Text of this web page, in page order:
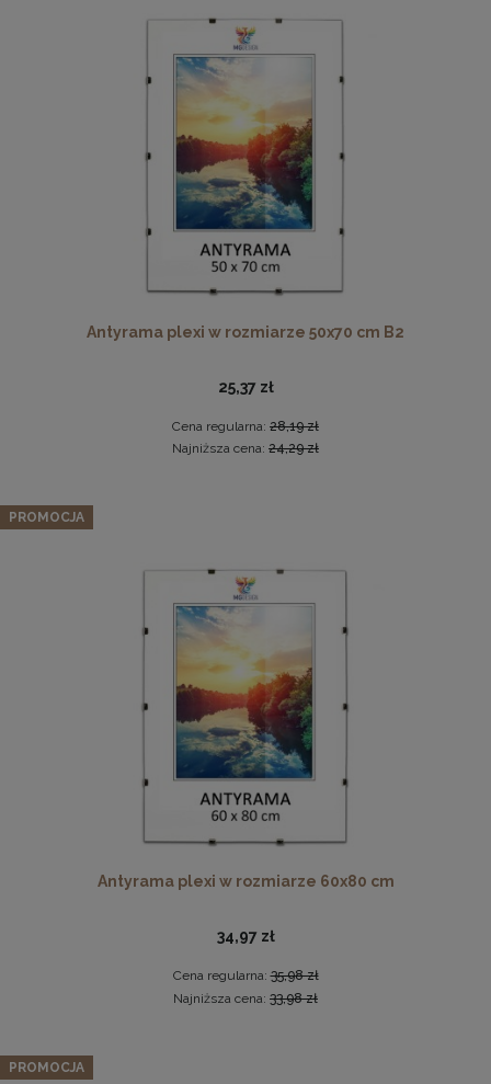
Twarda podkładka korkowa z nadrukiem w rozmiarze
15,99 zł
DO KOSZYKA
34,97 zł
Cena regularna: 35,98 zł
Najniższa cena:
DO KOSZYKA
96,42 zł
Cena regularna:
Najniższa cena:
DO KOSZYKA
Antyrama plexi w rozmiarze 50x70 cm B2
25,37 zł
Cena regularna: 28,19 zł
Najniższa cena: 24,29 zł
Antyrama plexi w rozmiarze 60x80 cm
34,97 zł
Cena regularna:35,98 zł
Najniższa cena: 33,98 zł
PROMOCJA
PROMOCJA